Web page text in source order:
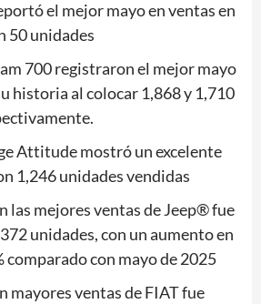
el mejor mayo en ventas en
50 unidades
700 registraron el mejor mayo
historia al colocar 1,868 y 1,710
Attitude mostró un excelente
1,246 unidades vendidas
las mejores ventas de Jeep® fue
unidades, con un aumento en
comparado con mayo de 2025
mayores ventas de FIAT fue